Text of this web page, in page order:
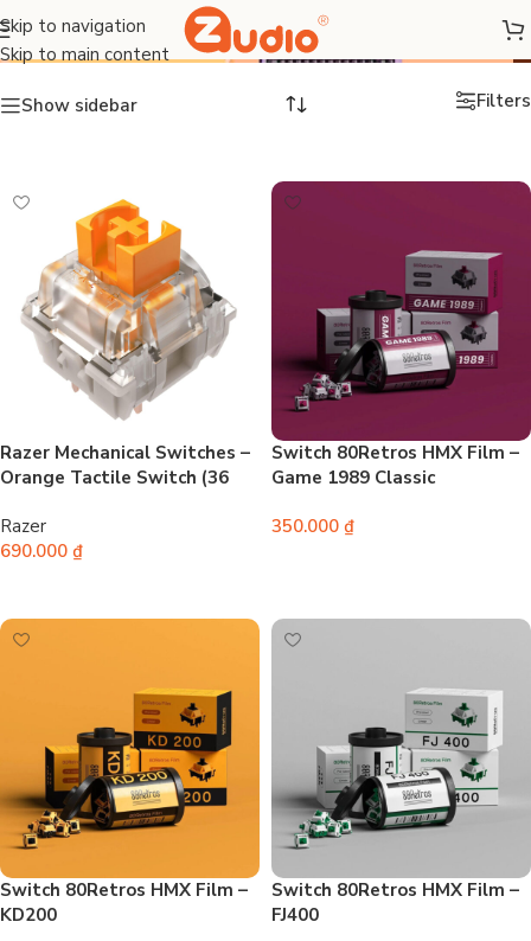
Skip to navigation
Skip to main content
Show sidebar Filters
Razer Mechanical Switches –
Orange Tactile Switch (36
Razer
690.000 ₫
Switch 80Retros HMX Film –
Game 1989 Classic
350.000 ₫
Switch 80Retros HMX Film –
KD200
Switch 80Retros HMX Film –
FJ400